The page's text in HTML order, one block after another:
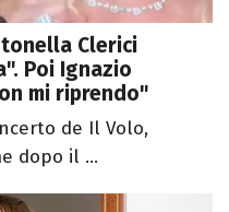
Clerici
Poi Ignazio
mi riprendo"
de Il Volo,
dopo il ...